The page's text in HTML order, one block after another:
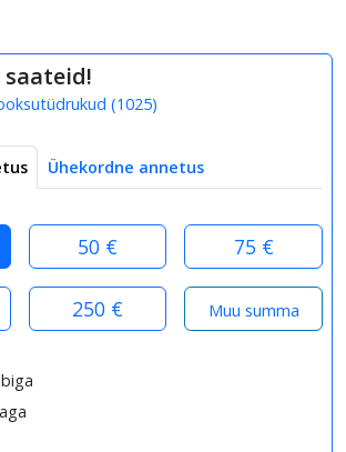
(1025)
Ühekordne annetus
50 € 75 €
250 €